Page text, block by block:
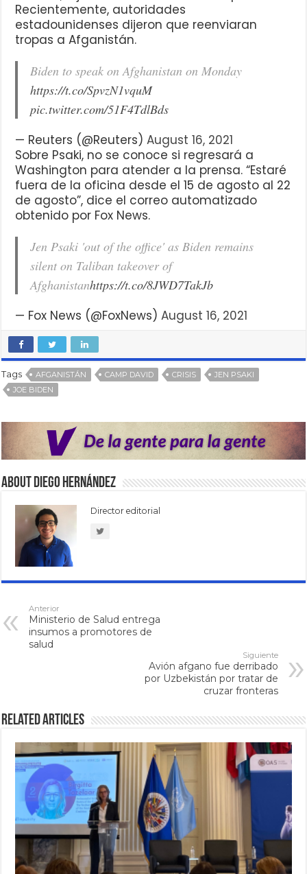
Recientemente, autoridades
estadounidenses dijeron que reenviaran
tropas a Afganistán.
Biden to speak on Afghanistan on Monday
https://t.co/SpvzN1vquM
pic.twitter.com/51F4TdlBds
— Reuters (@Reuters)August 16, 2021
Sobre Psaki, no se conoce si regresará a
Washington para atender a la prensa. “Estaré
fuera de la oficina desde el 15 de agosto al 22
de agosto”, dice el correo automatizado
obtenido por Fox News.
Jen Psaki 'out of the office' as Biden remains
silent on Taliban takeover of
Afghanistanhttps://t.co/8JWD7TakJb
— Fox News (@FoxNews)August 16, 2021
Tags AFGANISTÁN CAMP DAVID CRISIS
JEN PSAKI
JOE BIDEN
About Diego Hernández
Director editorial
Anterior
Ministerio de Salud entrega
insumos a promotores de
salud
Siguiente
Avión afgano fue derribado
por Uzbekistán por tratar de
cruzar fronteras
Related Articles